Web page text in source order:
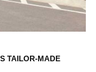
TAILOR-MADE